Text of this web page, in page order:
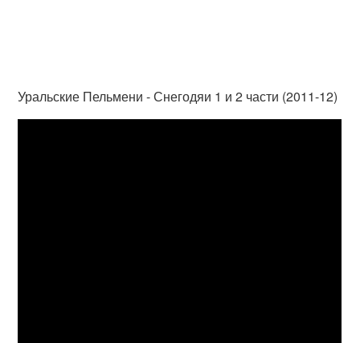
Уральские Пельмени - Снегодяи 1 и 2 части (2011-12)